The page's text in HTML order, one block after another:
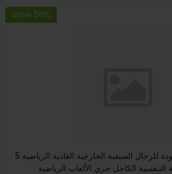
Save 56%
5 أزواج جوارب عالية الجودة للرجال الصيفية الخارجية العادية الرياضية
التنفسية الكاحل جري الألعاب الرياضية